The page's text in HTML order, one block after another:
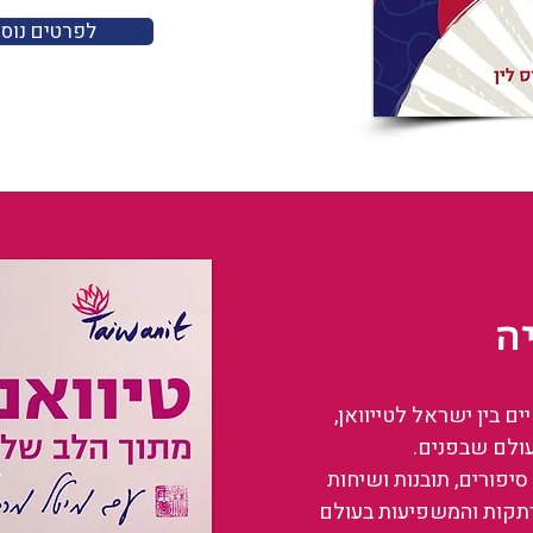
לפרטים
בין ישראל לטייוואן,
שבפנים.
תובנות ושיחות
והמשפיעות בעולם